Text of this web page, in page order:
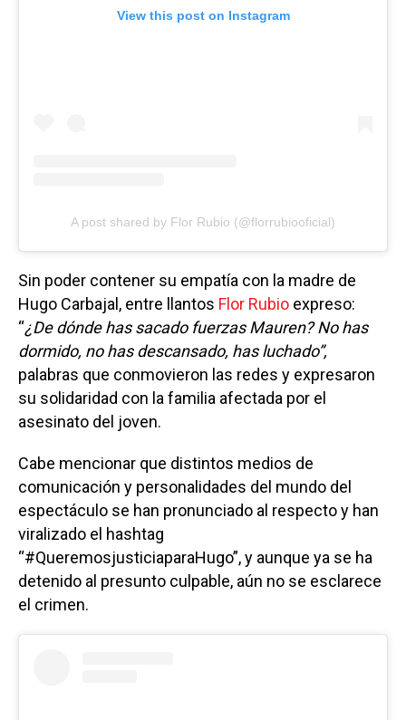
View this post on Instagram
A post shared by Flor Rubio (@florrubiooficial)
Sin poder contener su empatía con la madre de
Hugo Carbajal, entre llantos Flor Rubio expreso:
“¿De dónde has sacado fuerzas Mauren? No has
dormido, no has descansado, has luchado”,
palabras que conmovieron las redes y expresaron
su solidaridad con la familia afectada por el
asesinato del joven.
Cabe mencionar que distintos medios de
comunicación y personalidades del mundo del
espectáculo se han pronunciado al respecto y han
viralizado el hashtag
“#QueremosjusticiaparaHugo”, y aunque ya se ha
detenido al presunto culpable, aún no se esclarece
el crimen.